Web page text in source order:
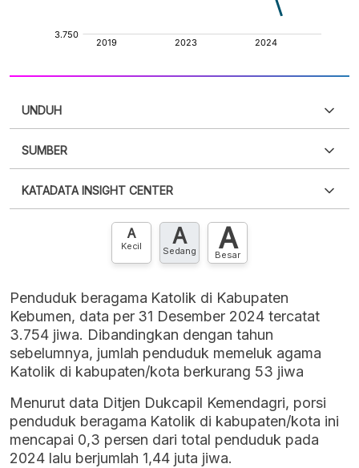
UNDUH
XLS
SUMBER
punya akun?Silakan Daftar sekarang
KATADATA INSIGHT CENTER
Hubungi sekarang »
A
Kecil A
Sedang A
Besar
Penduduk beragama Katolik di Kabupaten
Kebumen, data per 31 Desember 2024 tercatat
3.754 jiwa. Dibandingkan dengan tahun
sebelumnya, jumlah penduduk memeluk agama
Katolik di kabupaten/kota berkurang 53 jiwa
Menurut data Ditjen Dukcapil Kemendagri, porsi
penduduk beragama Katolik di kabupaten/kota ini
mencapai 0,3 persen dari total penduduk pada
2024 lalu berjumlah 1,44 juta jiwa.